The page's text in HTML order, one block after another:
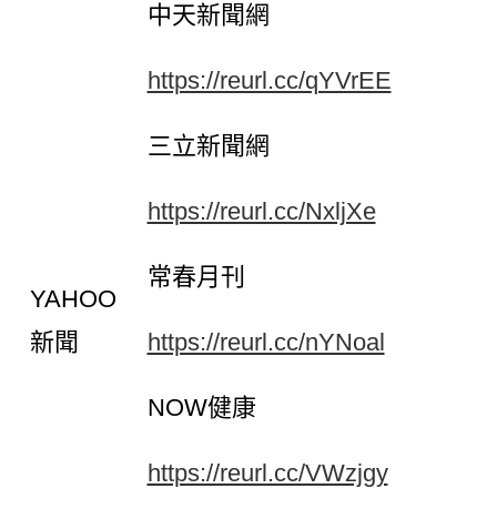
YAHOO
新聞
中天新聞網
https://reurl.cc/qYVrEE
三立新聞網
https://reurl.cc/NxljXe
常春月刊
https://reurl.cc/nYNoal
NOW健康
https://reurl.cc/VWzjgy